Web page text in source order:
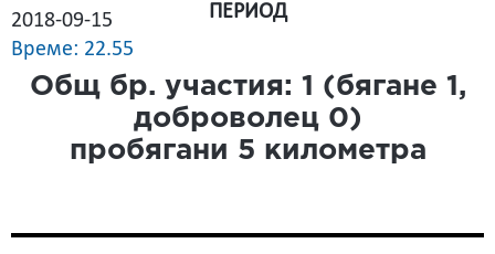
2018-09-15
Време: 22.55
ПЕРИОД
Общ бр. участия: 1 (бягане 1 ,
доброволец 0)
пробягани 5 километра